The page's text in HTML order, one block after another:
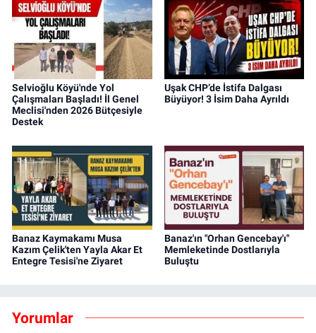
Selvioğlu Köyü'nde Yol
Çalışmaları Başladı! İl Genel
Meclisi'nden 2026 Bütçesiyle
Destek
Uşak CHP’de İstifa Dalgası
Büyüyor! 3 İsim Daha Ayrıldı
Banaz Kaymakamı Musa
Kazım Çelik'ten Yayla Akar Et
Entegre Tesisi'ne Ziyaret
Banaz'ın "Orhan Gencebay'ı"
Memleketinde Dostlarıyla
Buluştu
Yorumlar